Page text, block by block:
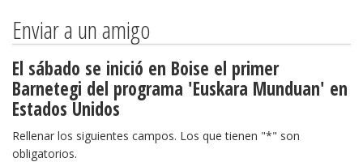
Enviar a un amigo
El sábado se inició en Boise el primer
Barnetegi del programa 'Euskara Munduan' en
Estados Unidos
Rellenar los siguientes campos. Los que tienen "*" son
obligatorios.